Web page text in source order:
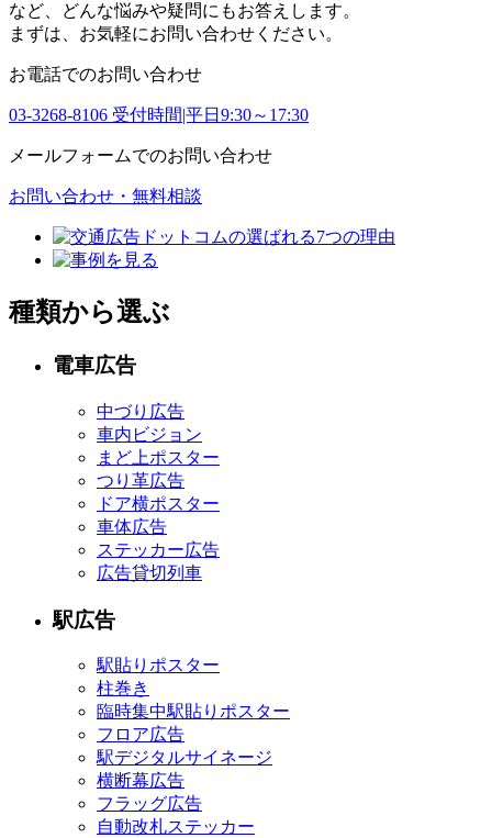
など、どんな悩みや疑問にもお答えします。
まずは、お気軽にお問い合わせください。
お電話でのお問い合わせ
03-3268-8106 受付時間|平日9:30～17:30
メールフォームでのお問い合わせ
お問い合わせ・無料相談
種類から選ぶ
電車広告
中づり広告
車内ビジョン
まど上ポスター
つり革広告
ドア横ポスター
車体広告
ステッカー広告
広告貸切列車
駅広告
駅貼りポスター
柱巻き
臨時集中駅貼りポスター
フロア広告
駅デジタルサイネージ
横断幕広告
フラッグ広告
自動改札ステッカー